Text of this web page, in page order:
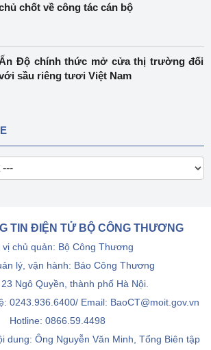
chốt về công tác cán bộ
Độ chính thức mở cửa thị trường đối
sầu riêng tươi Việt Nam
TIN ĐIỆN TỬ BỘ CÔNG THƯƠNG
chủ quản: Bộ Công Thương
lý, vận hành: Báo Công Thương
Ngô Quyền, thành phố Hà Nội.
0243.936.6400/ Email: BaoCT@moit.gov.vn
Hotline: 0866.59.4498
dung: Ông Nguyễn Văn Minh, Tổng Biên tập